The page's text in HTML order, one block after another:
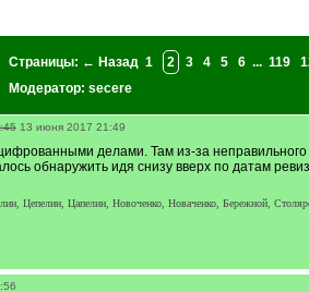
Страницы: ← Назад 1 2 3 4 5 6 ... 119
Модератор: secere
13 июня 2017 21:49
делами. Там из-за
обнаружить идя снизу вверх по датам
Цепелин, Цапелин, Новоченко, Новаченко, Бережной,